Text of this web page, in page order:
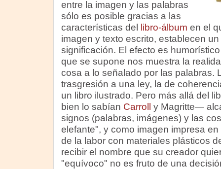
entre la imagen y las palabras
sólo es posible gracias a las
características del
libro-álbum en el
imagen y texto escrito, establecen
significación. El efecto es
que se supone nos muestra la
cosa a lo señalado por las palabras.
trasgresión a una ley, la de
un libro ilustrado. Pero más allá del
bien lo sabían Carroll
y Magritte—
signos (palabras, imágenes) y las
elefante", y como imagen impresa
de la labor con materiales plásticos
recibir el nombre que su creador
"equívoco" no es fruto de una